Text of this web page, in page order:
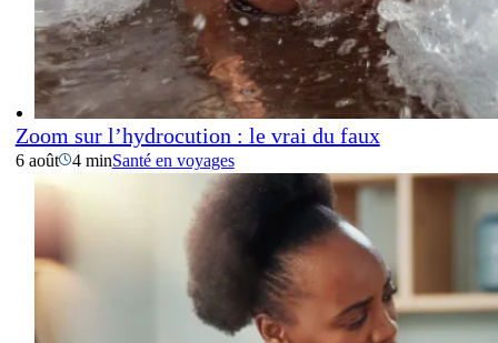
Zoom sur l’hydrocution : le vrai du faux
6 août 4 minSanté en voyages